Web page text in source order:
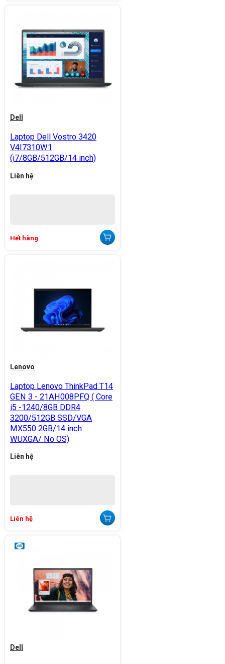
Dell
Laptop Dell Vostro 3420
V4I7310W1
(i7/8GB/512GB/14 inch)
Liên hệ
Hết hàng
Lenovo
Laptop Lenovo ThinkPad T14
GEN 3 - 21AH008PFQ ( Core
i5 -1240/8GB DDR4
3200/512GB SSD/VGA
MX550 2GB/14 inch
WUXGA/ No OS)
Liên hệ
Liên hệ
Dell